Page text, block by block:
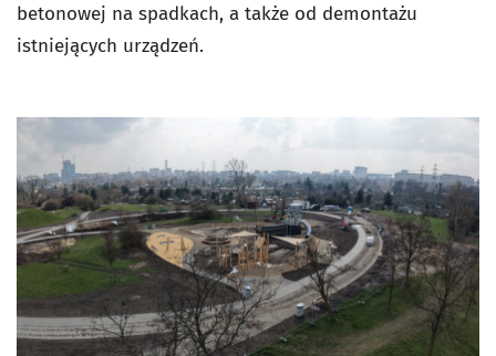
betonowej na spadkach, a także od demontażu
istniejących urządzeń.